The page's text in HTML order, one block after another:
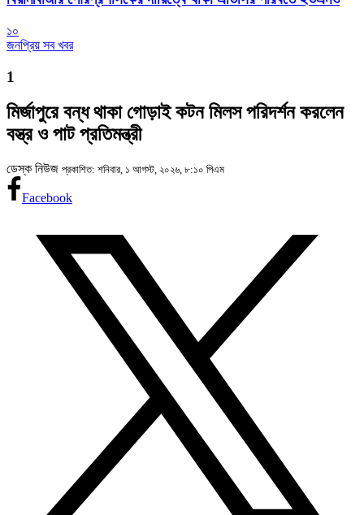
১০
জনপ্রিয় সব খবর
1
মির্জাপুরে বন্ধ থাকা গোড়াই কটন মিলস পরিদর্শন করলেন
বস্ত্র ও পাট প্রতিমন্ত্রী
ডেস্ক নিউজ প্রকাশিত: শনিবার, ১ আগস্ট, ২০২৬, ৮:১০ পিএম
Facebook